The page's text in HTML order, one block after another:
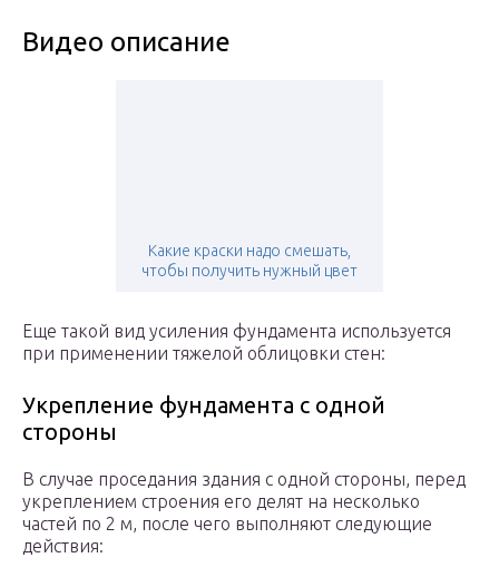
Видео описание
Какие краски надо смешать,
чтобы получить нужный цвет
Еще такой вид усиления фундамента используется
при применении тяжелой облицовки стен:
Укрепление фундамента с одной
стороны
В случае проседания здания с одной стороны, перед
укреплением строения его делят на несколько
частей по 2 м, после чего выполняют следующие
действия: